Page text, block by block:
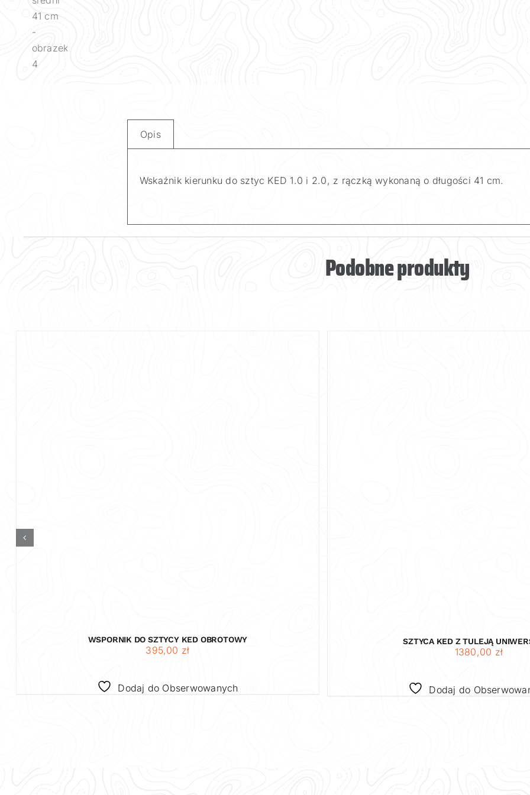
Opis
Wskaźnik kierunku do sztyc KED 1.0 i 2.0, z rączką wykonaną o długości 41 cm.
Podobne produkty
WSPORNIK DO SZTYCY KED OBROTOWY
395,00 zł
Dodaj do Obserwowanych
SZTYCA KED Z TULEJĄ
1380,00 zł
Dodaj do